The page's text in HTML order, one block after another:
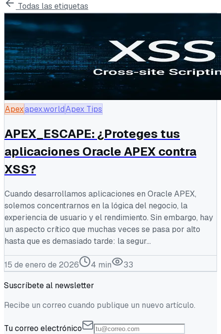
Todas las etiquetas
Apexapex.worldApex Tips
APEX_ESCAPE: ¿Proteges tus
aplicaciones Oracle APEX contra
XSS?
Cuando desarrollamos aplicaciones en Oracle APEX,
solemos concentrarnos en la lógica del negocio, la
experiencia de usuario y el rendimiento. Sin embargo, hay
un aspecto crítico que muchas veces se pasa por alto
hasta que es demasiado tarde: la segur...
15 de enero de 2026 4 min
33
Suscríbete al newsletter
Recibe un correo cuando publique un nuevo artículo.
Tu correo electrónico